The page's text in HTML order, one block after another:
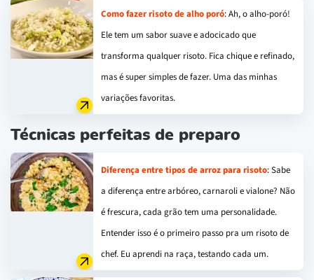
Como fazer risoto de alho poró: Ah, o alho-poró!
Ele tem um sabor suave e adocicado que
transforma qualquer risoto. Fica chique e refinado,
mas é super simples de fazer. Uma das minhas
variações favoritas.
Técnicas perfeitas de preparo
Diferença entre tipos de arroz para risoto: Sabe
a diferença entre arbóreo, carnaroli e vialone? Não
é frescura, cada grão tem uma personalidade.
Entender isso é o primeiro passo pra um risoto de
chef. Eu aprendi na raça, testando cada um.